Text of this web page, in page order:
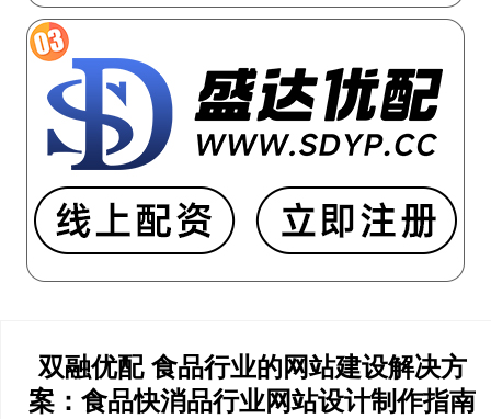
双融优配 食品行业的网站建设解决方
案：食品快消品行业网站设计制作指南